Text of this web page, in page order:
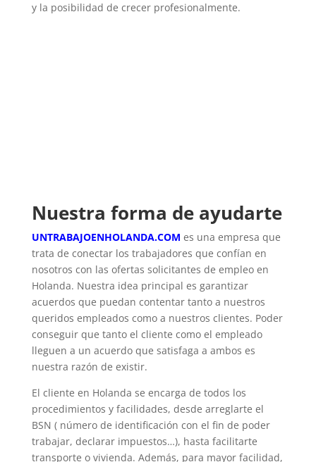
y la posibilidad de crecer profesionalmente.
Nuestra forma de ayudarte
UNTRABAJOENHOLANDA.COM es una empresa que
trata de conectar los trabajadores que confían en
nosotros con las ofertas solicitantes de empleo en
Holanda. Nuestra idea principal es garantizar
acuerdos que puedan contentar tanto a nuestros
queridos empleados como a nuestros clientes. Poder
conseguir que tanto el cliente como el empleado
lleguen a un acuerdo que satisfaga a ambos es
nuestra razón de existir.
El cliente en Holanda se encarga de todos los
procedimientos y facilidades, desde arreglarte el
BSN ( número de identificación con el fin de poder
trabajar, declarar impuestos…), hasta facilitarte
transporte o vivienda. Además, para mayor facilidad,